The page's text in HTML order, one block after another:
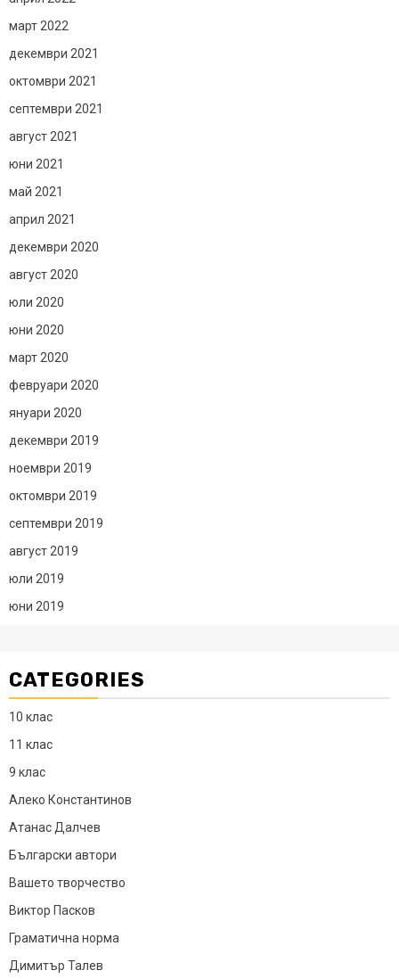
март 2022
декември 2021
октомври 2021
септември 2021
август 2021
юни 2021
май 2021
април 2021
декември 2020
август 2020
юли 2020
юни 2020
март 2020
февруари 2020
януари 2020
декември 2019
ноември 2019
октомври 2019
септември 2019
август 2019
юли 2019
юни 2019
CATEGORIES
10 клас
11 клас
9 клас
Алеко Константинов
Атанас Далчев
Български автори
Вашето творчество
Виктор Пасков
Граматична норма
Димитър Талев